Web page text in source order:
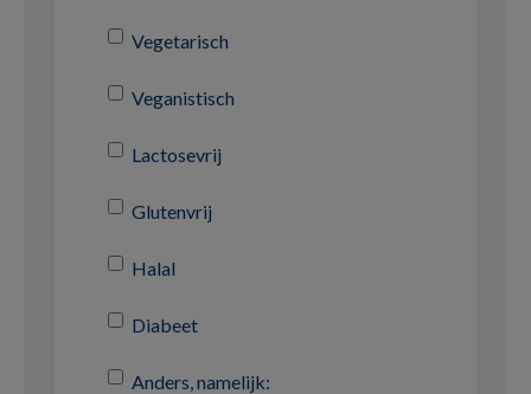
Vegetarisch
Veganistisch
Lactosevrij
Glutenvrij
Halal
Diabeet
Anders, namelijk: